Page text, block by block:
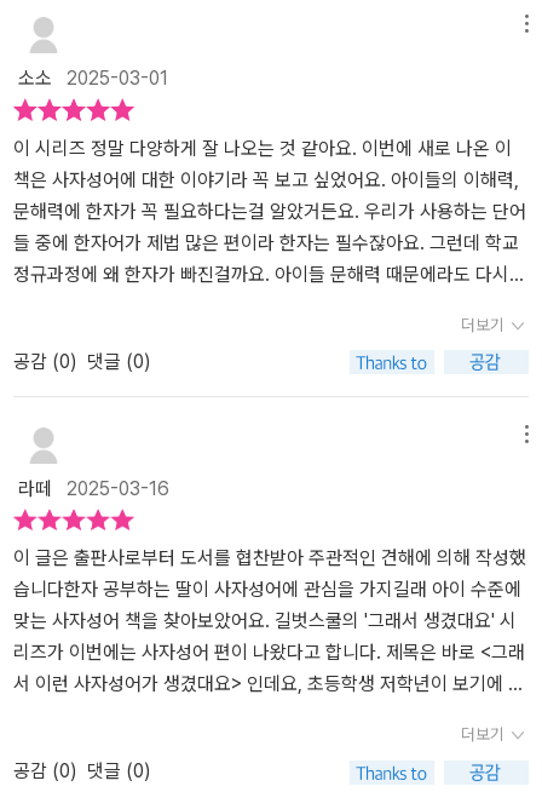
모보다 더 낫길 바라는 것은 모든 부모의 소원이겠죠^^자신을 사랑하
고 행복한 아이로 자라길 바라네요^^책을 읽으면서 한자 따라 쓰기를
하려고 검색을 종종 했는데요본문 오른쪽 아랫부분에 사자성어 획순
도 들어간다면 더 좋을 것 같아요^^부록으로 필사 노트가 있다면 더
좋겠네요(아이들은 숙제 같아서 싫어할는지 ㅎㅎ)책을 보면서 십시
일반(十匙一飯)이 진짜 열 숟가락인지 처음 안 1인 ㅠㅠ정말 아이들
책을 같이 보면서 뒤늦게 배워요.저부터 빈 노트 에다 따라 쓰기를 하
면서 머리에 쏙쏙 담아야겠어요.초등 국어 교양서 시리즈들도 봐야겠
죠?^^
있어긴 글 읽기 힘들어하는 아이가 읽기에도 딱 좋은 책이에요!옆 페
이지에는 사자성어의 유래를 풀어주는 동화가 있는데요,유래를 알면
어휘의 정확한 표현과 뜻을 알 수 있어서어떤 맥락과 뉘앙스에서 이
단어를 써야 할지 알 수 있잖아요.이러한 과정을 통해 어휘력, 문해력
향상도 기대할 수 있답니다.사자성어는선인들의 기지와 지혜가짧은
몇 글자에 응축되어 있기 때문에 구구절절한 설명 없이도 원하는 메
시지를 담을 수 있어요.중,고등 교과과정에서 중요하게 다루고 있고,
대학수학능력 시험에도 꼭 출제되기 때문에 꼭 배워두어야 해요!어휘
력과 문해력을 탄탄하게 쌓을 수 있도록 돕는 책,<그래서 이런 사자
소소 2025-03-01
이 시리즈 정말 다양하게 잘 나오는 것 같아요. 이번에 새로 나온 이
책은 사자성어에 대한 이야기라 꼭 보고 싶었어요. 아이들의 이해력,
문해력에 한자가 꼭 필요하다는걸 알았거든요. 우리가 사용하는 단어
들 중에 한자어가 제법 많은 편이라 한자는 필수잖아요. 그런데 학교
정규과정에 왜 한자가 빠진걸까요. 아이들 문해력 때문에라도 다시
정작 여전히 한자에 대한 교육은 논의가 안되는 것 같아요. 어쩔 수 없
이 각자 공부를 해야하는만큼 이왕이면 재미있게 한자를 접했으면 하
는 마음에 이 책이 눈에 들어왔어요. 사자성어는 무작정 외우기보다
탄생을 알면 좀더 쉽게 머릿속에 남을 수 있겠다 싶더라고요. 스토리
를 기억하면 사자성어를 잊고 있더라도 생각해 낼 수 있지 않을까 하
는 생각도 들고요. 여러모로 아이들에게 도움이 될 것 같아요.네컷 만
화로 사자성어를 딱 표현해 주네요. 그리고 그 밑으로 네 한자의 뜻을
알려주고 사자성어의 풀이와 사용되는 의미, 그리고 예문과 비슷한
속담까지 알려줍니다. 그리고 옆 페이지로 가면 사자성어가 탄생하게
된 이야기가 나와요. 긴 내용이 아니라 아이들이 충분히 재미있게 읽
을 수 있을 양이예요. 딱 지루하지 않게 읽고 익힐 수 있을 정도라 아
이들 어휘력, 문해력에 너무 좋은 책이예요! 좋을 것 같다 생각은 했지
같이 봐야겠어요. 앞으로 나올 시리즈들도 기대가 되네요. 극찬을 받
은 시리즈라고 하더니 극찬 받을만 합니다. 핵심 사자성어라니 아이
더보기
공감 (0) 댓글 (0)
라떼 2025-03-16
이 글은 출판사로부터 도서를 협찬받아 주관적인 견해에 의해 작성했
습니다한자 공부하는 딸이 사자성어에 관심을 가지길래 아이 수준에
맞는 사자성어 책을 찾아보았어요. 길벗스쿨의 '그래서 생겼대요' 시
리즈가 이번에는 사자성어 편이 나왔다고 합니다. 제목은 바로 <그래
서 이런 사자성어가 생겼대요> 인데요, 초등학생 저학년이 보기에 부
은말큼 책 내용이 탄탄하니 좋더라구요. 거기다 어휘력과 문해력을
키워줘서 국어 공부에도 도움이 되고 말이죠^^사자성어를 그저 가나
더보기
공감 (0) 댓글 (0)